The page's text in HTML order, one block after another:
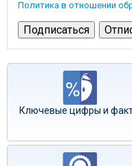
Политика в отношении
Ключевые цифры и